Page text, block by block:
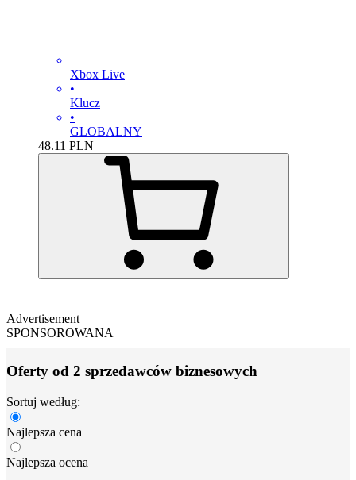
Xbox Live
•
Klucz
•
GLOBALNY
48.11 PLN
Advertisement
SPONSOROWANA
Oferty od 2 sprzedawców biznesowych
Sortuj według:
Najlepsza cena
Najlepsza ocena